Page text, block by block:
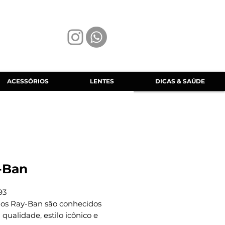
ACESSÓRIOS LENTES DICAS & SAÚDE
Ray-Ban são conhecidos
qualidade, estilo icônico e